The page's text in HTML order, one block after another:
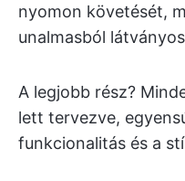
nyomon követését,
unalmasból
A legjobb rész?
lett tervezve,
funkcionalitás és a